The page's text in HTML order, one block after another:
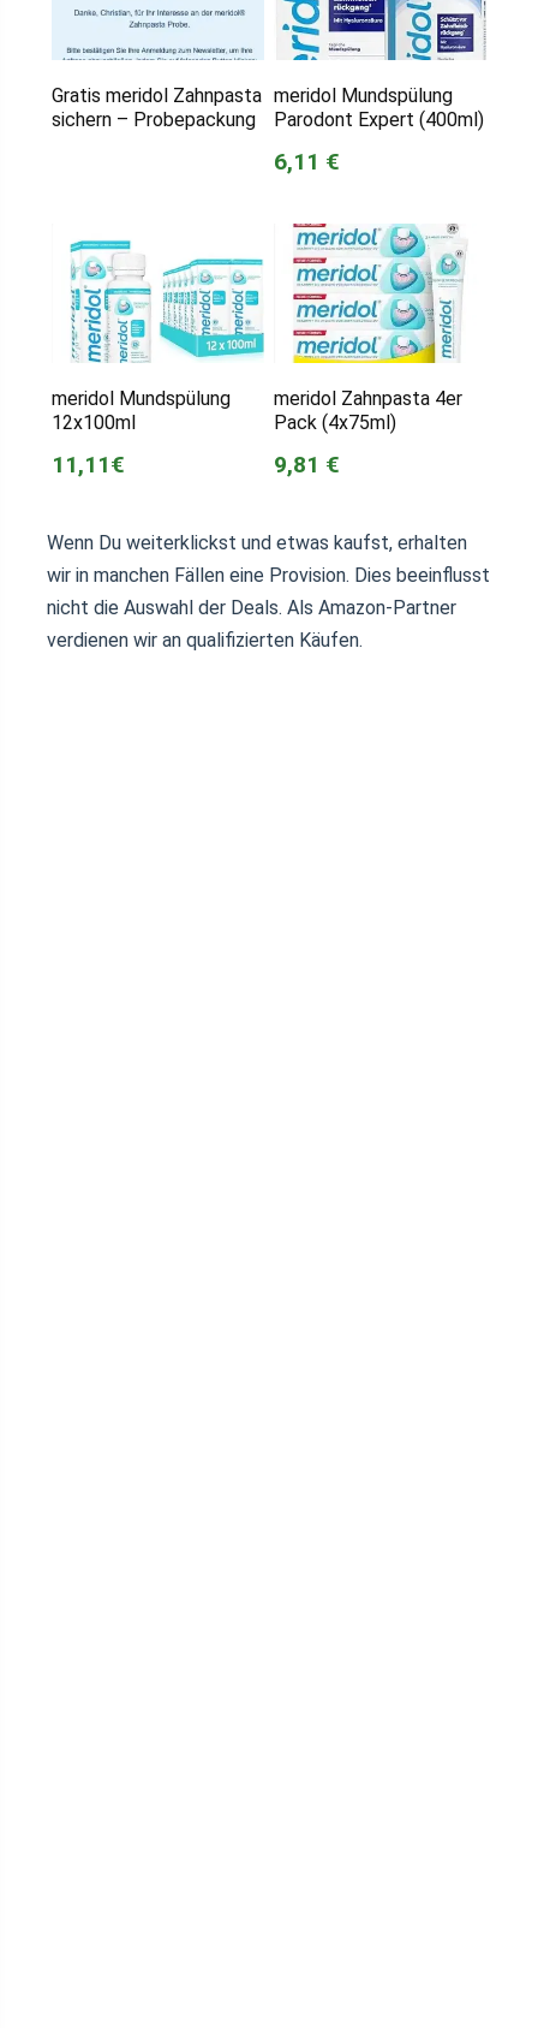
Gratis meridol Zahnpasta
sichern – Probepackung
meridol Mundspülung
Parodont Expert (400ml)
6,11 €
meridol Mundspülung
12x100ml
11,11€
meridol Zahnpasta 4er
Pack (4x75ml)
9,81 €
Wenn Du weiterklickst und etwas kaufst, erhalten
wir in manchen Fällen eine Provision. Dies beeinflusst
nicht die Auswahl der Deals. Als Amazon-Partner
verdienen wir an qualifizierten Käufen.